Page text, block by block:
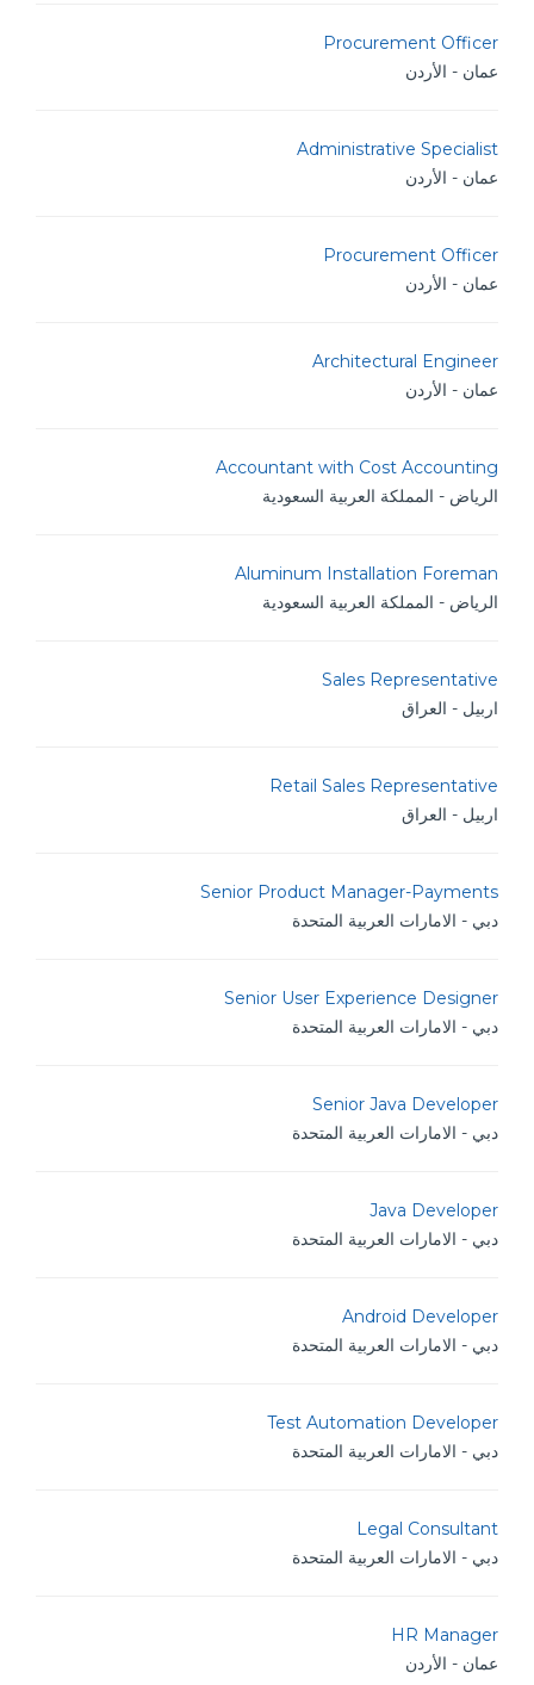
Procurement Officer
عمان - الأردن
Administrative Specialist
عمان - الأردن
Procurement Officer
عمان - الأردن
Architectural Engineer
عمان - الأردن
Accountant with Cost Accounting
الرياض - المملكة العربية السعودية
Aluminum Installation Foreman
الرياض - المملكة العربية السعودية
Sales Representative
اربيل - العراق
Retail Sales Representative
اربيل - العراق
Senior Product Manager-Payments
دبي - الامارات العربية المتحدة
Senior User Experience Designer
دبي - الامارات العربية المتحدة
Senior Java Developer
دبي - الامارات العربية المتحدة
Java Developer
دبي - الامارات العربية المتحدة
Android Developer
دبي - الامارات العربية المتحدة
Test Automation Developer
دبي - الامارات العربية المتحدة
Legal Consultant
دبي - الامارات العربية المتحدة
HR Manager
عمان - الأردن